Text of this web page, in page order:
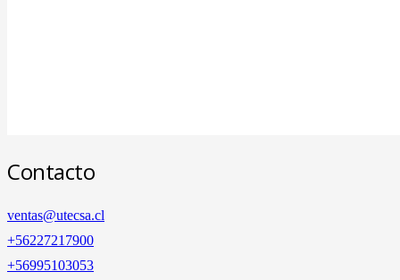
Contacto
ventas@utecsa.cl
+56227217900
‎+56995103053